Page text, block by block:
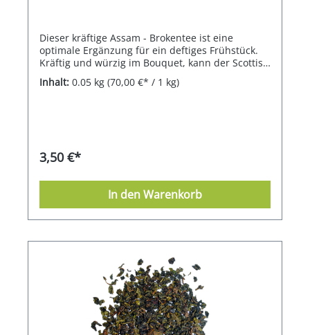
Dieser kräftige Assam - Brokentee ist eine
optimale Ergänzung für ein deftiges Frühstück.
Kräftig und würzig im Bouquet, kann der Scottish
Breakfast mit Milch, Sahne oder Kluntje jederzeit
verfeinert werden. Eine dunkelrote Tassenfarbe
Inhalt: 0.05 kg (70,00 €* / 1 kg)
3,50 €*
In den Warenkorb